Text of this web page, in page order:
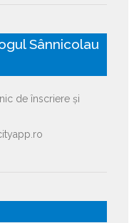
Sânnicolau
de înscriere și